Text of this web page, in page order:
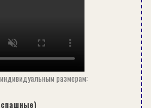
для этого
шуруповерт
уровень, карандаш и
размерам: